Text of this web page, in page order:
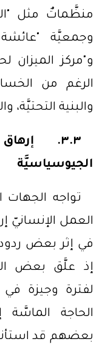
منظَّماتٌ مثل
وجمعيَّة "عائشة
و"مركز الميزان
الرغم من
والبنية التحتيَّة،
٣.٣.
الجيوسياسيَّة
تواجه الجهات
العمل الإنسانيّ
في إثر بعض
إذ علَّق بعض
الحاجة
بعضهم قد استأنف